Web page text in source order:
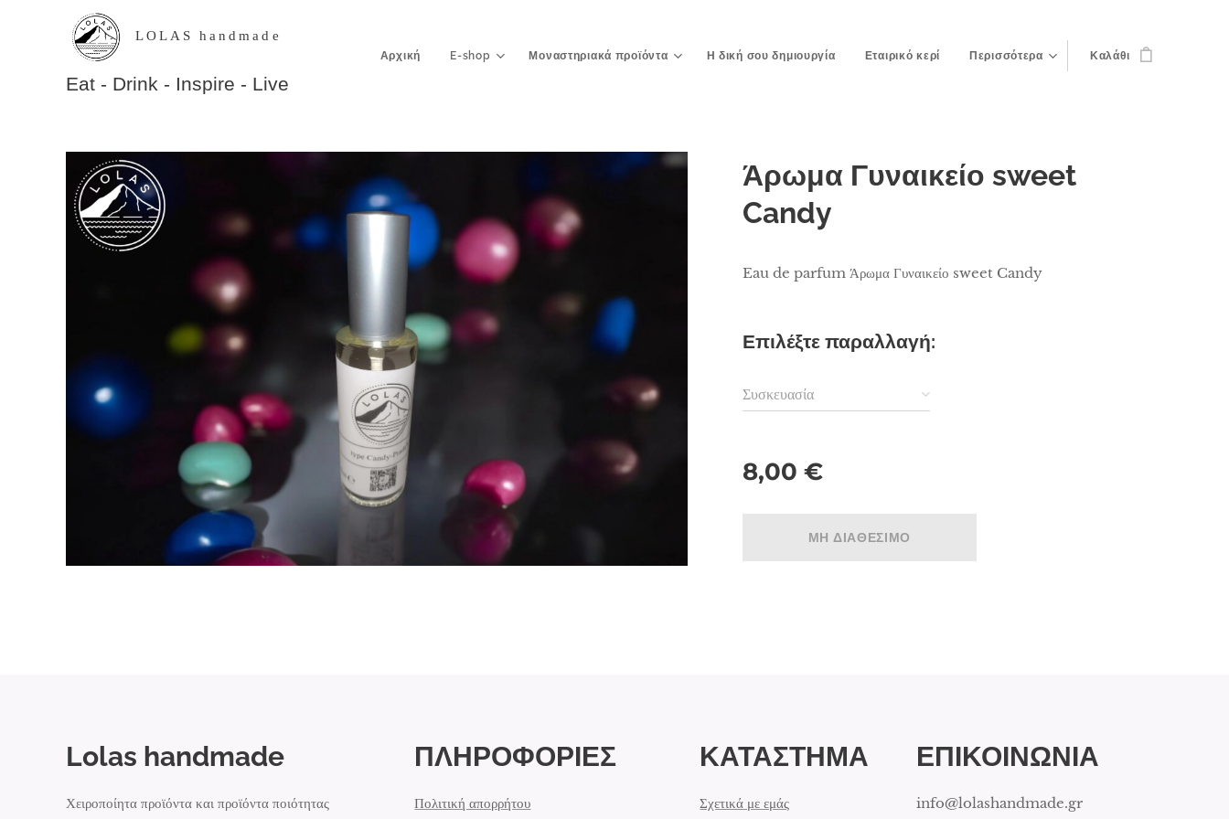
LOLAS handmade
Eat - Drink - Inspire - Live
Αρχική E-shop Μοναστηριακά προϊόντα Η δική σου δημιουργία Εταιρικό κερί Περισσότερα Καλάθι
Άρωμα Γυναικείο sweet
Candy
Eau de parfum Άρωμα Γυναικείο sweet Candy
Επιλέξτε παραλλαγή:
Συσκευασία
8,00 €
ΜΗ ΔΙΑΘΈΣΙΜΟ
Lolas handmade
Χειροποίητα προϊόντα και προϊόντα ποιότητας
ΠΛΗΡΟΦΟΡΙΕΣ
Πολιτική απορρήτου
ΚΑΤΑΣΤΗΜΑ
Σχετικά με εμάς
ΕΠΙΚΟΙΝΩΝΙΑ
info@lolashandmade.gr